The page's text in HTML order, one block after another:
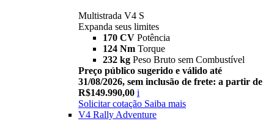
Multistrada V4 S
Expanda seus limites
170 CV Potência
124 Nm Torque
232 kg Peso Bruto sem Combustível
Preço público sugerido e válido até
31/08/2026, sem inclusão de frete: a partir de
R$149.990,00 i
Solicitar cotação Saiba mais
V4 Rally Adventure